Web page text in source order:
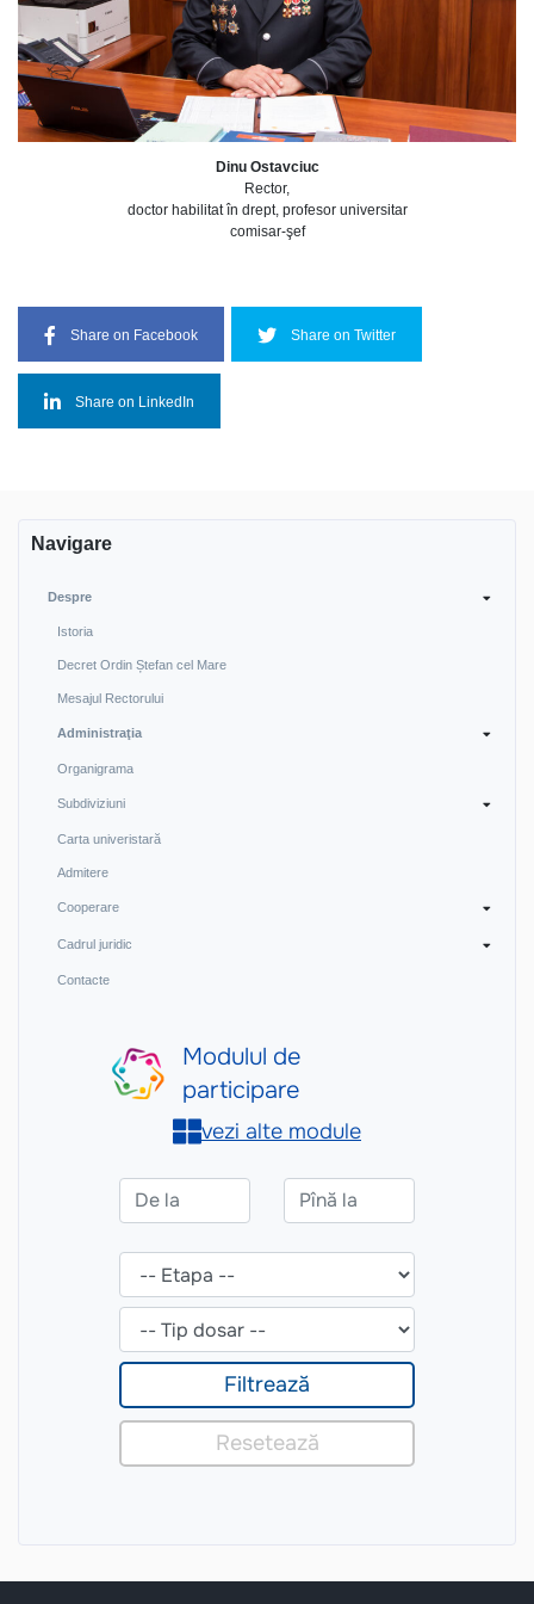
Dinu Ostavciuc
Rector,
doctor habilitat în drept, profesor universitar
comisar-şef
Share on Facebook Share on Twitter
Share on LinkedIn
Navigare
Despre
Istoria
Decret Ordin Ștefan cel Mare
Mesajul Rectorului
Administraţia
Organigrama
Subdiviziuni
Carta univeristară
Admitere
Cooperare
Cadrul juridic
Contacte